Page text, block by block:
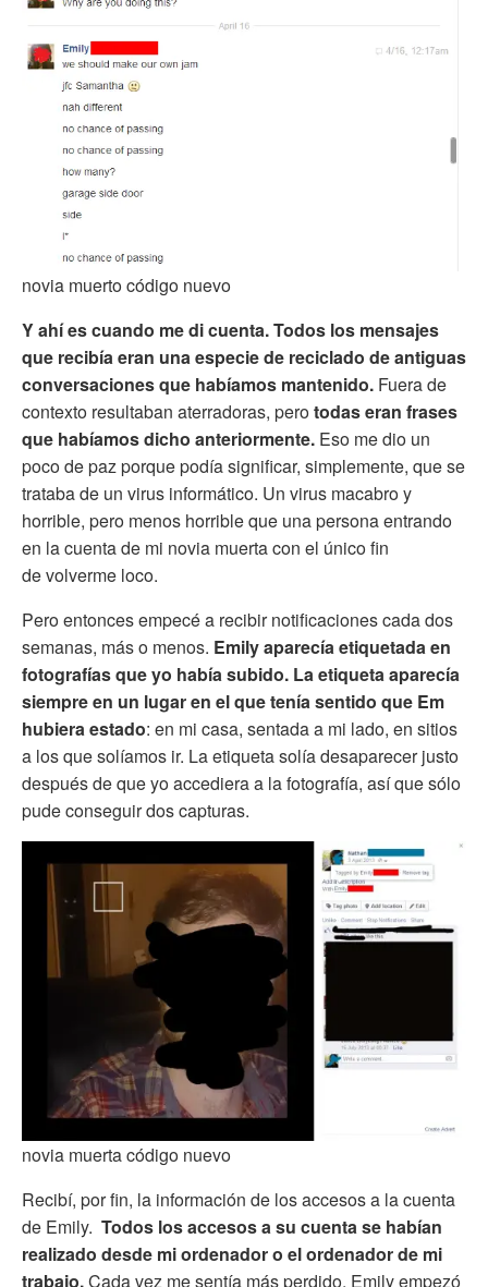
novia muerto código nuevo
Y ahí es cuando me di cuenta. Todos los mensajes
que recibía eran una especie de reciclado de antiguas
conversaciones que habíamos mantenido. Fuera de
contexto resultaban aterradoras, perotodas eran frases
que habíamos dicho anteriormente. Eso me dio un
poco de paz porque podía significar, simplemente, que se
trataba de un virus informático. Un virus macabro y
horrible, pero menos horrible que una persona entrando
en la cuenta de mi novia muerta con el único fin
de volverme loco.
Pero entonces empecé a recibir notificaciones cada dos
semanas, más o menos. Emily aparecía etiquetada en
fotografías que yo había subido. La etiqueta aparecía
siempre en un lugar en el que tenía sentido que Em
hubiera estado: en mi casa, sentada a mi lado, en sitios
a los que solíamos ir. La etiqueta solía desaparecer justo
después de que yo accediera a la fotografía, así que sólo
pude conseguir dos capturas.
novia muerta código nuevo
Recibí, por fin, la información de los accesos a la cuenta
de Emily. Todos los accesos a su cuenta se habían
realizado desde mi ordenador o el ordenador de mi
trabajo.Cada vez me sentía más perdido. Emily empezó